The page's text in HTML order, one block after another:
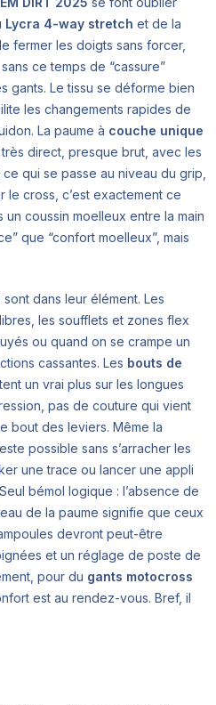
Lycra 4-way stretch et de la
fermer les doigts sans forcer,
ce temps de “cassure”
gants. Le tissu se déforme bien
les changements rapides de
La paume à couche unique
direct, presque brut, avec les
qui se passe au niveau du grip,
le cross, c’est exactement ce
coussin moelleux entre la main
que “confort moelleux”, mais
dans leur élément. Les
les soufflets et zones flex
ou quand on se crampe un
cassantes. Les bouts de
un vrai plus sur les longues
pas de couture qui vient
bout des leviers. Même la
possible sans s’arracher les
une trace ou lancer une appli
bémol logique : l’absence de
de la paume signifie que ceux
devront peut-être
et un réglage de poste de
pour du gants motocross
est au rendez-vous. Bref, il